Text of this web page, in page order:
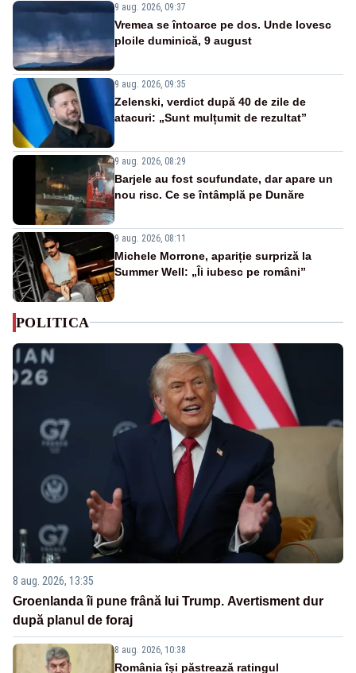
9 aug. 2026, 09:37
Vremea se întoarce pe dos. Unde lovesc
ploile duminică, 9 august
9 aug. 2026, 09:35
Zelenski, verdict după 40 de zile de
atacuri: „Sunt mulțumit de rezultat”
9 aug. 2026, 08:29
Barjele au fost scufundate, dar apare un
nou risc. Ce se întâmplă pe Dunăre
9 aug. 2026, 08:11
Michele Morrone, apariție surpriză la
Summer Well: „Îi iubesc pe români”
POLITICA
8 aug. 2026, 13:35
Groenlanda îi pune frână lui Trump. Avertisment dur
după planul de foraj
8 aug. 2026, 10:38
România își păstrează ratingul